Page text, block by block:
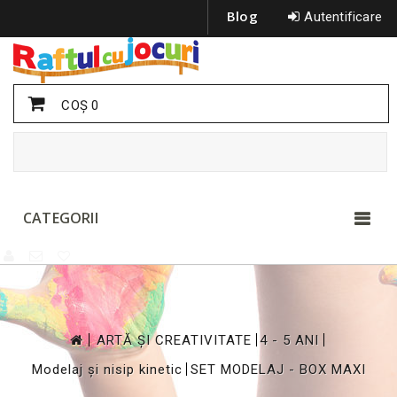
Autentificare
Blog
COŞ0
CATEGORII
>
ARTĂ ȘI CREATIVITATE
>
4 - 5 ANI
Modelaj și nisip kinetic SET MODELAJ - BOX MAXI